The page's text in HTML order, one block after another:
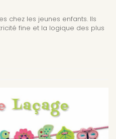
chez les jeunes enfants. Ils
fine et la logique des plus